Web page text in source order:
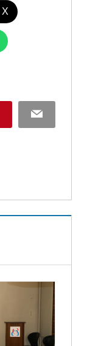
Pinterest Email